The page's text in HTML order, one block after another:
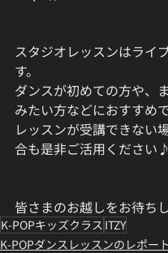
スタジオレッスンはライ
す。
ダンスが初めての方や、
みたい方などにおすすめ
レッスンが受講できない
合も是非ご活用ください♪
皆さまのお越しをお待ち
K-POPキッズクラス ITZY
K-POPダンスレッスンのレポート